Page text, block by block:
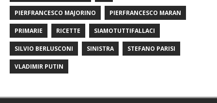
PIERFRANCESCO MAJORINO PIERFRANCESCO MARAN
PRIMARIE RICETTE SIAMOTUTTIFALLACI
SILVIO BERLUSCONI SINISTRA STEFANO PARISI
VLADIMIR PUTIN